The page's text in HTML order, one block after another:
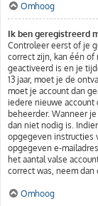
Omhoog
Ik ben geregistreerd
Controleer eerst of je
correct zijn, kan één of
geactiveerd is en je
13 jaar, moet je de
moet je account dan
iedere nieuwe
beheerder. Wanneer
dan niet nodig is.
opgegeven instructies
opgegeven e-
het aantal valse
correct was, neem
Omhoog